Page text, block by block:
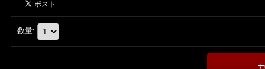
数量: